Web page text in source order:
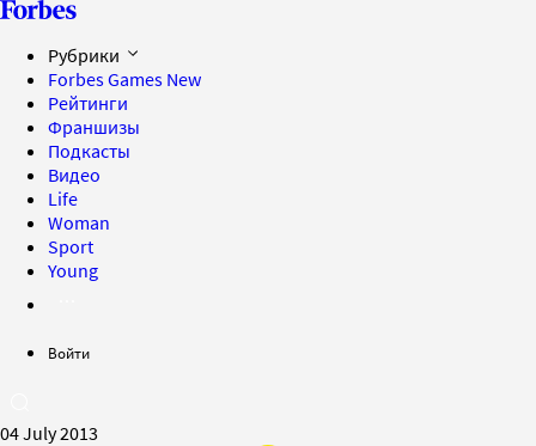
Рубрики
Forbes Games New
Рейтинги
Франшизы
Подкасты
Видео
Life
Woman
Sport
Young
Войти
04 July 2013